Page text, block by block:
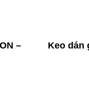
–
Keo dán